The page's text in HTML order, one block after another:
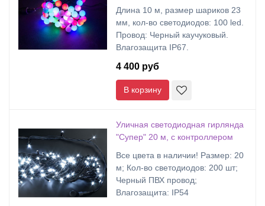
Длина 10 м, размер шариков 23
мм, кол-во светодиодов: 100 led.
Провод: Черный каучуковый.
Влагозащита IP67.
4 400 руб
В корзину
Уличная светодиодная гирлянда
"Супер" 20 м, с контроллером
Все цвета в наличии! Размер: 20
м; Кол-во светодиодов: 200 шт;
Черный ПВХ провод;
Влагозащита: IP54